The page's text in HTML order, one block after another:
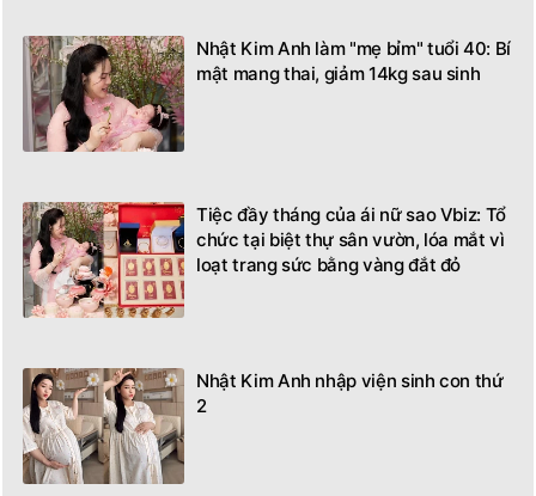
Nhật Kim Anh làm "mẹ bỉm" tuổi 40: Bí
mật mang thai, giảm 14kg sau sinh
Tiệc đầy tháng của ái nữ sao Vbiz: Tổ
chức tại biệt thự sân vườn, lóa mắt vì
loạt trang sức bằng vàng đắt đỏ
Nhật Kim Anh nhập viện sinh con thứ
2